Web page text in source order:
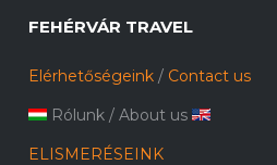
FEHÉRVÁR TRAVEL
Elérhetőségeink / Contact us
Rólunk /About us
ELISMERÉSEINK